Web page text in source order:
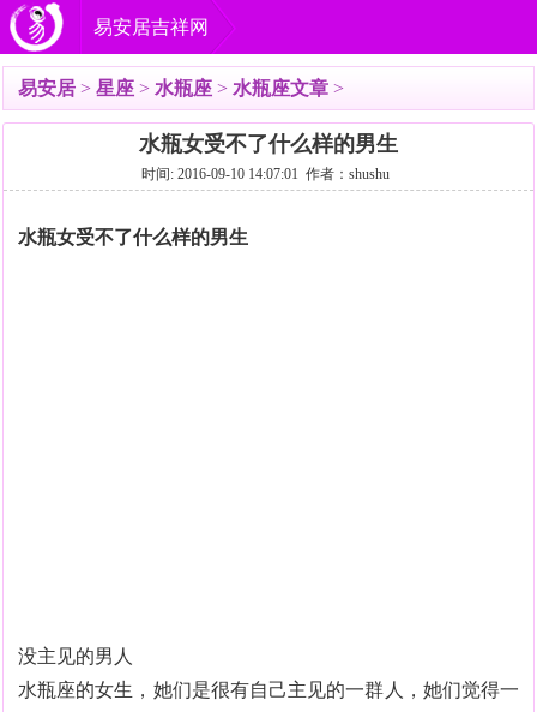
易安居吉祥网
易安居 > 星座 > 水瓶座 > 水瓶座文章 >
水瓶女受不了什么样的男生
时间: 2016-09-10 14:07:01 作者：shushu
水瓶女受不了什么样的男生
没主见的男人
水瓶座的女生，她们是很有自己主见的一群人，她们觉得一